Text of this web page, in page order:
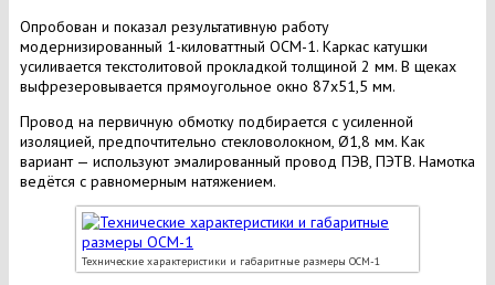
Опробован и показал результативную работу
модернизированный 1-киловаттный ОСМ-1. Каркас катушки
усиливается текстолитовой прокладкой толщиной 2 мм. В щеках
выфрезеровывается прямоугольное окно 87х51,5 мм.
Провод на первичную обмотку подбирается с усиленной
изоляцией, предпочтительно стекловолокном, Ø1,8 мм. Как
вариант — используют эмалированный провод ПЭВ, ПЭТВ. Намотка
ведётся с равномерным натяжением.
Технические характеристики и габаритные размеры ОСМ-1